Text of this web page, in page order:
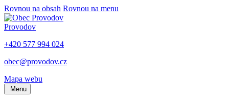
Rovnou na obsah Rovnou na menu
Provodov
+420 577 994 024
obec@provodov.cz
Mapa webu
Menu